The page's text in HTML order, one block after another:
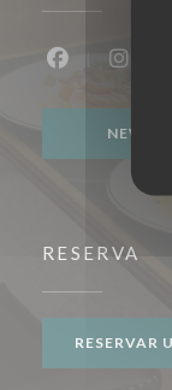
Facebook
RESERVA
RESERVAR